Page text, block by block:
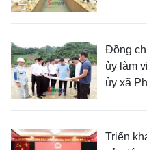
Đồng
ủy làm
ủy xã
Triển